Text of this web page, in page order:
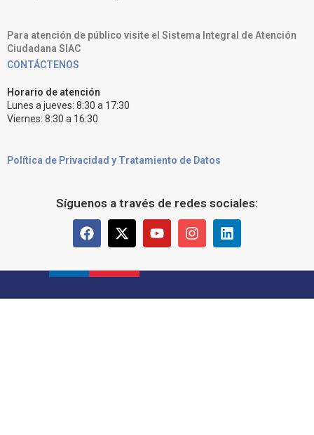
Para atención de público visite el Sistema Integral de Atención
Ciudadana SIAC
CONTÁCTENOS
Horario de atención
Lunes a jueves: 8:30 a 17:30
Viernes: 8:30 a 16:30
Política de Privacidad y Tratamiento de Datos
Síguenos a través de redes sociales: